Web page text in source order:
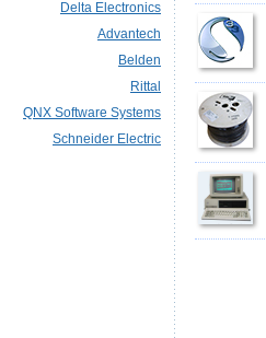
Delta Electronics
Advantech
Belden
Rittal
QNX Software Systems
Schneider Electric